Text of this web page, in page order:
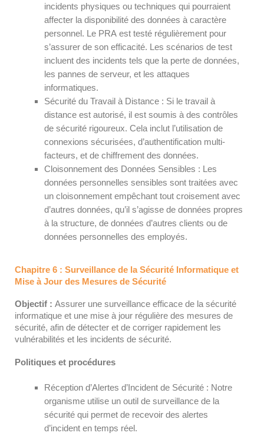
incidents physiques ou techniques qui pourraient
affecter la disponibilité des données à caractère
personnel. Le PRA est testé régulièrement pour
s’assurer de son efficacité. Les scénarios de test
incluent des incidents tels que la perte de données,
les pannes de serveur, et les attaques
informatiques.
Sécurité du Travail à Distance : Si le travail à
distance est autorisé, il est soumis à des contrôles
de sécurité rigoureux. Cela inclut l’utilisation de
connexions sécurisées, d’authentification multi-
facteurs, et de chiffrement des données.
Cloisonnement des Données Sensibles : Les
données personnelles sensibles sont traitées avec
un cloisonnement empêchant tout croisement avec
d’autres données, qu’il s’agisse de données propres
à la structure, de données d’autres clients ou de
données personnelles des employés.
Chapitre 6 : Surveillance de la Sécurité Informatique et
Mise à Jour des Mesures de Sécurité
Objectif : Assurer une surveillance efficace de la sécurité
informatique et une mise à jour régulière des mesures de
sécurité, afin de détecter et de corriger rapidement les
vulnérabilités et les incidents de sécurité.
Politiques et procédures
Réception d’Alertes d’Incident de Sécurité : Notre
organisme utilise un outil de surveillance de la
sécurité qui permet de recevoir des alertes
d’incident en temps réel.